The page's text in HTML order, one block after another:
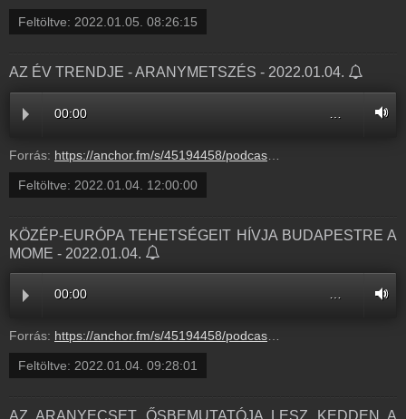
Feltöltve: 2022.01.05. 08:26:15
AZ ÉV TRENDJE - ARANYMETSZÉS - 2022.01.04.
00:00
Forrás: https://anchor.fm/s/45194458/podcast/play/45764158/https%3A%2F%2Fd3ctxlq1ktw2nl.cloudfront.net%2Fstaging%2F2022-0-6%2F241011560-44100-2-9a032a4a2a778.m4a
Feltöltve: 2022.01.04. 12:00:00
KÖZÉP-EURÓPA TEHETSÉGEIT HÍVJA BUDAPESTRE A
MOME - 2022.01.04.
00:00 …
Forrás: https://anchor.fm/s/45194458/podcast/play/45668844/https%3A%2F%2Fd3ctxlq1ktw2nl.cloudfront.net%2Fstaging%2F2022-0-4%2Fa3ebf6bc-fa3d-e379-4c9e-050a39cc176b.mp3
Feltöltve: 2022.01.04. 09:28:01